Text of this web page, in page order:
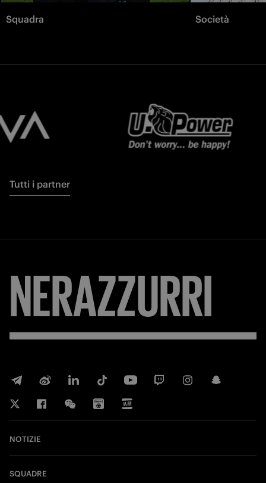
Squadra Società
Tutti i partner
NERAZZURRI
NOTIZIE
SQUADRE